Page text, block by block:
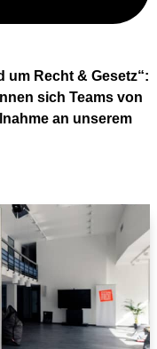
um Recht & Gesetz“:
sich Teams von
an unserem